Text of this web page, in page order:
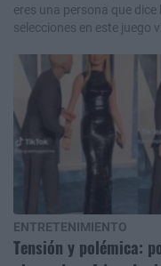
eres una persona que
selecciones en este juego
ENTRETENIMIENTO
Tensión y polémica: